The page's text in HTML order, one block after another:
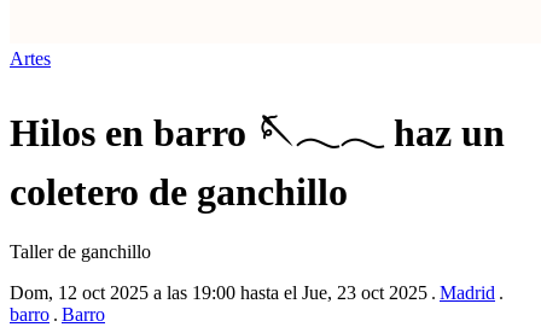
Artes
Hilos en barro 🪡𓂃𓂃 haz un
coletero de ganchillo
Taller de ganchillo
Dom, 12 oct 2025 a las 19:00 hasta el Jue, 23 oct 2025 Madrid
barro Barro